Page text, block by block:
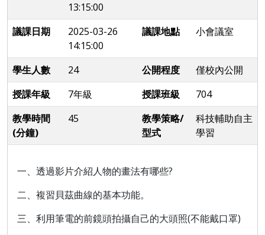
13:15:00
議課日期
2025-03-26
14:15:00
議課地點 小會議室
學生人數 24 公開程度
僅校內公開
授課年級
7年級 授課班級
704
教學時間
(分鐘)
45
教學策略/
型式
科技輔助自主
學習
一、透過影片介紹人物的畫法有哪些?
二、複習貝茲曲線的基本功能。
三、利用筆電的前鏡頭拍攝自己的大頭照(不能戴口罩)